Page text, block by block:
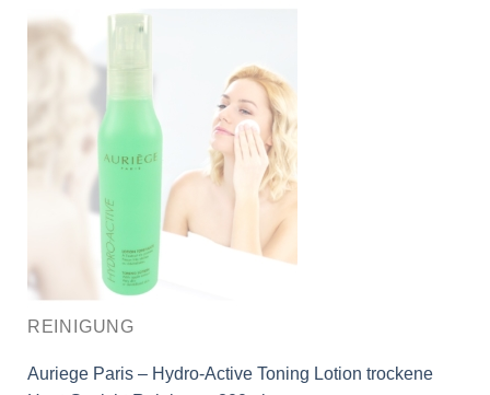
REINIGUNG
Auriege Paris – Hydro-Active Toning Lotion trockene